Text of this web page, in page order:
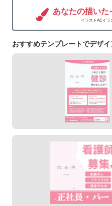
あなたの描いた
イラストACイ
おすすめテンプレートでデザ